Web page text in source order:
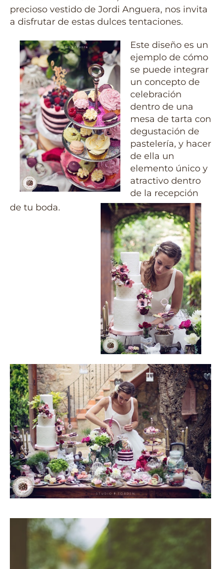
precioso vestido de Jordi Anguera, nos invita
a disfrutar de estas dulces tentaciones.
Este diseño es un
ejemplo de cómo
se puede integrar
un concepto de
celebración
dentro de una
mesa de tarta con
degustación de
pastelería, y hacer
de ella un
elemento único y
atractivo dentro
de la recepción
de tu boda.